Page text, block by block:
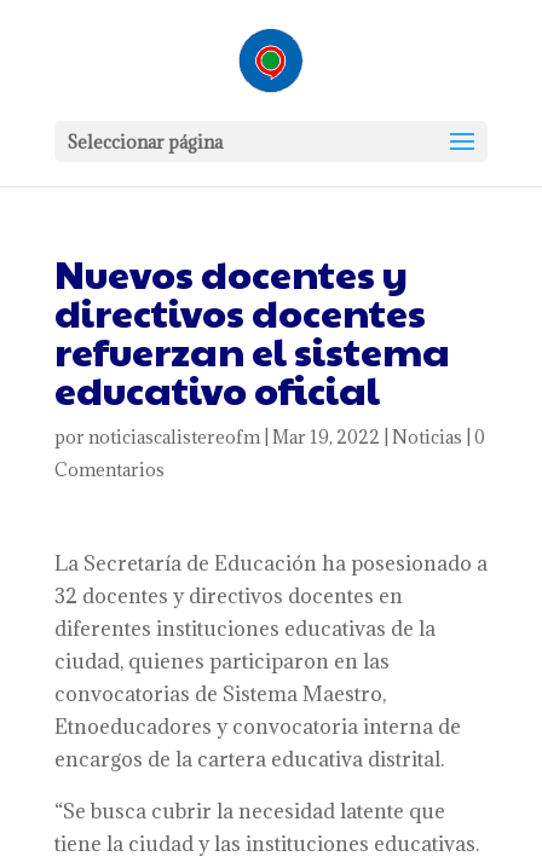
Seleccionar página
Nuevos docentes y
directivos docentes
refuerzan el sistema
educativo oficial
por noticiascalistereofm| Mar 19, 2022 Noticias 0
Comentarios
La Secretaría de Educación ha posesionado a
32 docentes y directivos docentes en
diferentes instituciones educativas de la
ciudad, quienes participaron en las
convocatorias de Sistema Maestro,
Etnoeducadores y convocatoria interna de
encargos de la cartera educativa distrital.
“Se busca cubrir la necesidad latente que
tiene la ciudad y las instituciones educativas.